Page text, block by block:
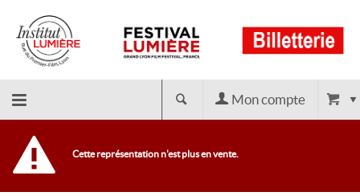
Retour
Mon compte
Cette représentation n'est plus en vente.